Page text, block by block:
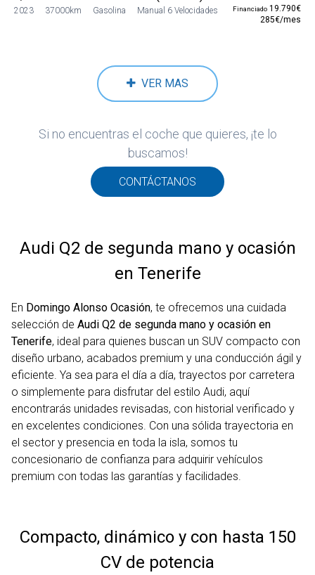
2023 37000km Gasolina Manual 6 Velocidades Financiado 19.790€
285€/mes
VER MAS
Si no encuentras el coche que quieres, ¡te lo
buscamos!
CONTÁCTANOS
Audi Q2 de segunda mano y ocasión
en Tenerife
En Domingo Alonso Ocasión, te ofrecemos una cuidada
selección de Audi Q2 de segunda mano y ocasión en
Tenerife, ideal para quienes buscan un SUV compacto con
diseño urbano, acabados premium y una conducción ágil y
eficiente. Ya sea para el día a día, trayectos por carretera
o simplemente para disfrutar del estilo Audi, aquí
encontrarás unidades revisadas, con historial verificado y
en excelentes condiciones. Con una sólida trayectoria en
el sector y presencia en toda la isla, somos tu
concesionario de confianza para adquirir vehículos
premium con todas las garantías y facilidades.
Compacto, dinámico y con hasta 150
CV de potencia